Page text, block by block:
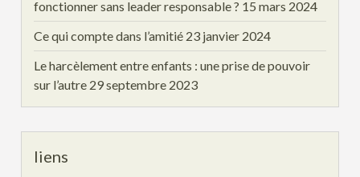
fonctionner sans leader responsable ? 15 mars 2024
Ce qui compte dans l’amitié 23 janvier 2024
Le harcèlement entre enfants : une prise de pouvoir
sur l’autre 29 septembre 2023
liens